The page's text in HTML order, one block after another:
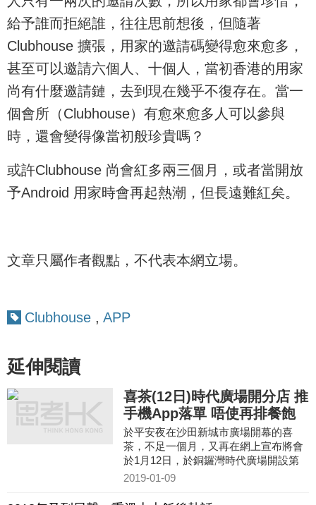
給予誰而拒絕誰，往往思前想後，但隨著
Clubhouse 擴張，用家的邀請碼變得愈來愈多，
甚至可以邀請六個人、十個人，當初香港的用家
尚有什麼邀請鏈，去到現在幾乎不復存在。當一
個會所（Clubhouse）有愈來愈多人可以參與
時，還會變得像當初般珍貴嗎？
或許Clubhouse 尚會紅多兩三個月，或者當開放
予Android 用家時會再起熱潮，但長遠難紅矣。
文章只屬作者觀點，不代表本網立場。
Clubhouse , APP
延伸閱讀
喜茶(12日)時代廣場開分店 推
手機App落單 唔使再排餐飽
於平安夜在沙田新城市廣場開幕的喜
茶，不足一個月，又再在網上宣布將會
於1月12日，於銅鑼灣時代廣場開設第
二間分店。
2019-01-09